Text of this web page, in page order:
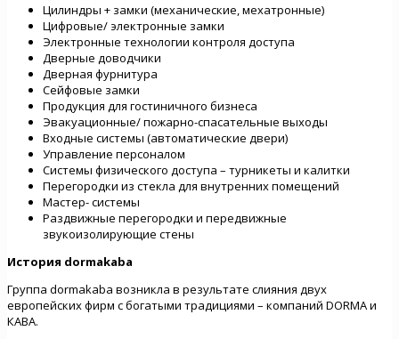
Цилиндры + замки (механические, мехатронные)
Цифровые/ электронные замки
Электронные технологии контроля доступа
Дверные доводчики
Дверная фурнитура
Сейфовые замки
Продукция для гостиничного бизнеса
Эвакуационные/ пожарно-спасательные выходы
Входные системы (автоматические двери)
Управление персоналом
Системы физического доступа – турникеты и калитки
Перегородки из стекла для внутренних помещений
Мастер- системы
Раздвижные перегородки и передвижные
звукоизолирующие стены
История dormakaba
Группа dormakaba возникла в результате слияния двух
европейских фирм с богатыми традициями – компаний DORMA и
КABA.